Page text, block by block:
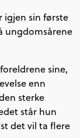
igjen sin første
ungdomsårene
sine,
enn
sterke
står hun
det vil ta flere